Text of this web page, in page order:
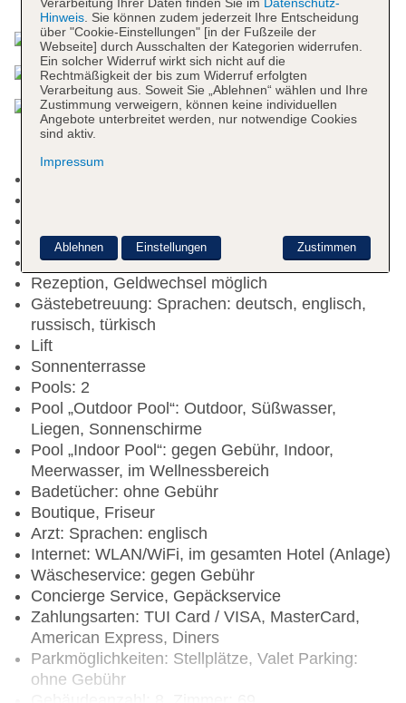
Hoteleröffnung: 1992
Letzte Komplettrenovierung: 2015
Rezeption, Geldwechsel möglich
Gästebetreuung: Sprachen: deutsch, englisch,
russisch, türkisch
Lift
Sonnenterrasse
Pools: 2
Pool „Outdoor Pool“: Outdoor, Süßwasser,
Liegen, Sonnenschirme
Pool „Indoor Pool“: gegen Gebühr, Indoor,
Meerwasser, im Wellnessbereich
Badetücher: ohne Gebühr
Boutique, Friseur
Arzt: Sprachen: englisch
Internet: WLAN/WiFi, im gesamten Hotel (Anlage)
Wäscheservice: gegen Gebühr
Concierge Service, Gepäckservice
Zahlungsarten: TUI Card / VISA, MasterCard,
American Express, Diners
Parkmöglichkeiten: Stellplätze, Valet Parking:
ohne Gebühr
Verarbeitung Ihrer Daten finden Sie im Datenschutz-
Hinweis. Sie können zudem jederzeit Ihre Entscheidung
über "Cookie-Einstellungen" [in der Fußzeile der
Webseite] durch Ausschalten der Kategorien widerrufen.
Ein solcher Widerruf wirkt sich nicht auf die
Rechtmäßigkeit der bis zum Widerruf erfolgten
Verarbeitung aus. Soweit Sie „Ablehnen“ wählen und Ihre
Zustimmung verweigern, können keine individuellen
Angebote unterbreitet werden, nur notwendige Cookies
sind aktiv.
Impressum
Zustimmen
Ablehnen Einstellungen